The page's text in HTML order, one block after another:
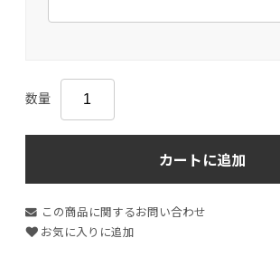
数量
カートに追加
この商品に関するお問い合わせ
お気に入りに追加